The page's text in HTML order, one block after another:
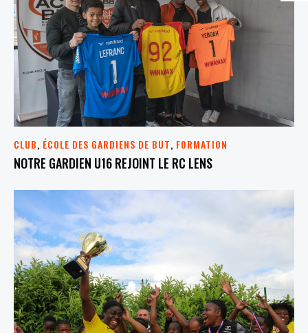
CLUB, ÉCOLE DES GARDIENS DE BUT, FORMATION
NOTRE GARDIEN U16 REJOINT LE RC LENS